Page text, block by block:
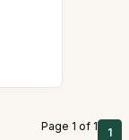
Page 1 of 1 1